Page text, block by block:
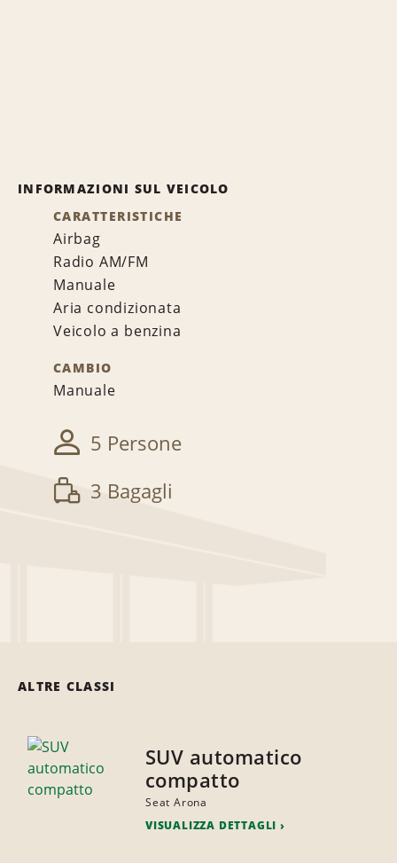
INFORMAZIONI SUL VEICOLO
CARATTERISTICHE
Airbag
Radio AM/FM
Manuale
Aria condizionata
Veicolo a benzina
CAMBIO
Manuale
5 Persone
3 Bagagli
ALTRE CLASSI
SUV automatico
compatto
Seat Arona
VISUALIZZA DETTAGLI